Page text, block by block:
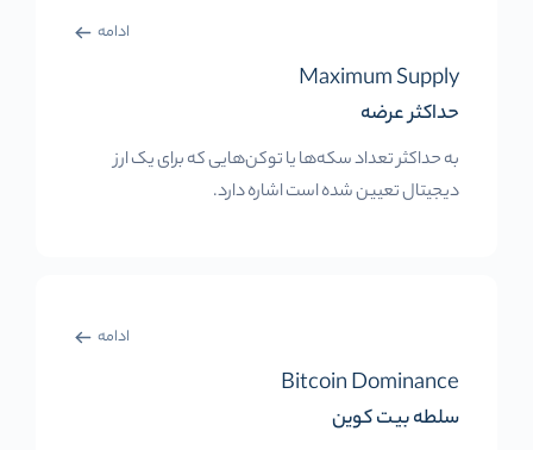
ادامه
Maximum Supply
حداکثر عرضه
به حداکثر تعداد سکه‌ها یا توکن‌هایی که برای یک ارز
دیجیتال تعیین شده است اشاره دارد.
ادامه
Bitcoin Dominance
سلطه بیت کوین